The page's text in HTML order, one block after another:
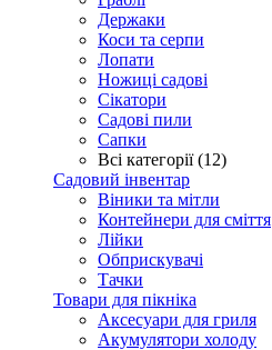
Держаки
Коси та серпи
Лопати
Ножиці садові
Сікатори
Садові пили
Сапки
Всі категорії (12)
Садовий інвентар
Віники та мітли
Контейнери для сміття
Лійки
Обприскувачі
Тачки
Товари для пікніка
Аксесуари для гриля
Акумулятори холоду